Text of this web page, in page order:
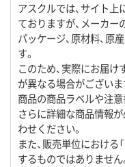
アスクルでは、サイト
ておりますが、メーカー
パッケージ、原材料、原
す。
このため、実際にお届
が異なる場合がござい
商品の商品ラベルや注意
さらに詳細な商品情報
わせください。
また、販売単位における
するものではありません